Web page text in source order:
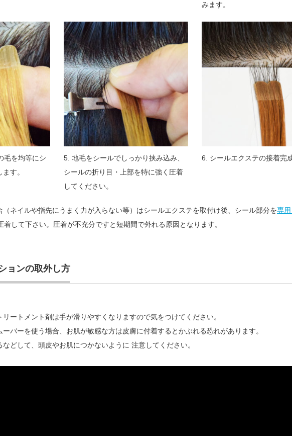
みます。
毛を均等にシ
す。
5. 地毛をシールでしっかり挟み込み、
シールの折り目・上部を特に強く圧着
してください。
6. シールエクステの接着完
（ネイルや指先にうまく力が入らない等）はシールエクステを取付け後、シール部分を専
着して下さい。圧着が不充分ですと短期間で外れる原因となります。
ョンの取外し方
ートメント剤は手が滑りやすくなりますので気をつけてください。
バーを使う場合、お肌が敏感な方は皮膚に付着するとかぶれる恐れがあります。
などして、頭皮やお肌につかないように 注意してください。